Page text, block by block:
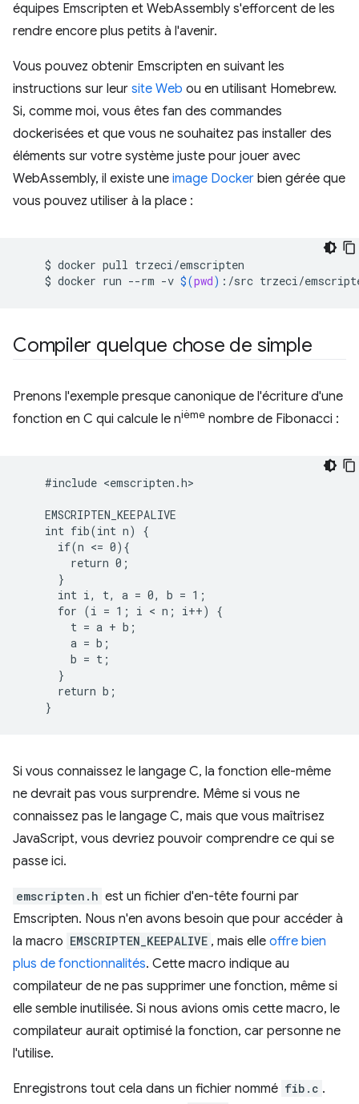
équipes Emscripten et WebAssembly s'efforcent de les
rendre encore plus petits à l'avenir.
Vous pouvez obtenir Emscripten en suivant les
instructions sur leur site Web ou en utilisant Homebrew.
Si, comme moi, vous êtes fan des commandes
dockerisées et que vous ne souhaitez pas installer des
éléments sur votre système juste pour jouer avec
WebAssembly, il existe une image Docker bien gérée que
vous pouvez utiliser à la place :
$ docker pull
$ docker run --rm -v $(pwd) :/src trzeci/
Compiler quelque chose de simple
Prenons l'exemple presque canonique de l'écriture d'une
fonction en C qui calcule le nième nombre de Fibonacci :
    #include <emscripten.h>
    EMSCRIPTEN_KEEPALIVE
    int fib(int n) {
      if(n <= 0){
        return 0;
      }
      int i, t, a = 0, b = 1;
      for (i = 1; i < n; i++) {
        t = a + b;
        a = b;
        b = t;
      }
      return b;
Si vous connaissez le langage C, la fonction elle-même
ne devrait pas vous surprendre. Même si vous ne
connaissez pas le langage C, mais que vous maîtrisez
JavaScript, vous devriez pouvoir comprendre ce qui se
passe ici.
emscripten.h est un fichier d'en-tête fourni par
Emscripten. Nous n'en avons besoin que pour accéder à
la macro EMSCRIPTEN_KEEPALIVE , mais elle offre bien
plus de fonctionnalités. Cette macro indique au
compilateur de ne pas supprimer une fonction, même si
elle semble inutilisée. Si nous avions omis cette macro, le
compilateur aurait optimisé la fonction, car personne ne
l'utilise.
Enregistrons tout cela dans un fichier nommé fib.c .